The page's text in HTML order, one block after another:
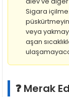
Sigara
veya
aşan
❓ Merak